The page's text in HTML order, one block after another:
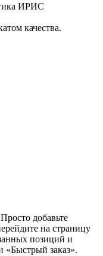
ИРИС
качества.
добавьте
на страницу
позиций и
«Быстрый заказ».